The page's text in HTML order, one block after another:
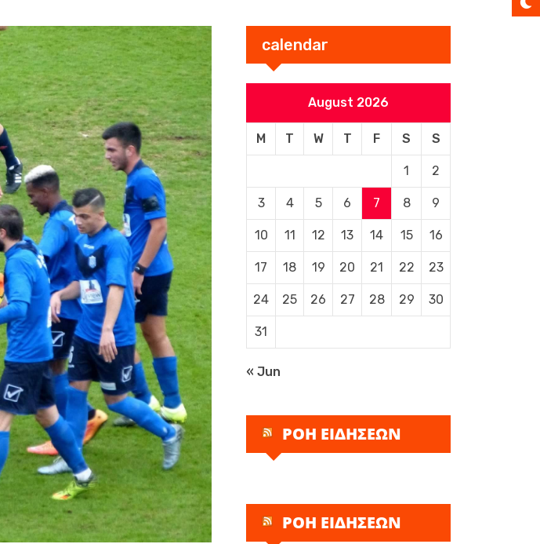
calendar
August 2026
M T W T F S S
1 2
3 4 5 6 7 8 9
10 11 12 13 14 15 16
17 18 19 20 21 22 23
24 25 26 27 28 29 30
31
« Jun
ΡΟΗ ΕΙΔΗΣΕΩΝ
ΡΟΗ ΕΙΔΗΣΕΩΝ